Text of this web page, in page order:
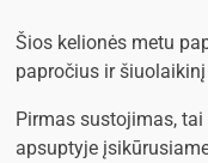
Šios kelionės metu
papročius ir
Pirmas sustojimas,
apsuptyje